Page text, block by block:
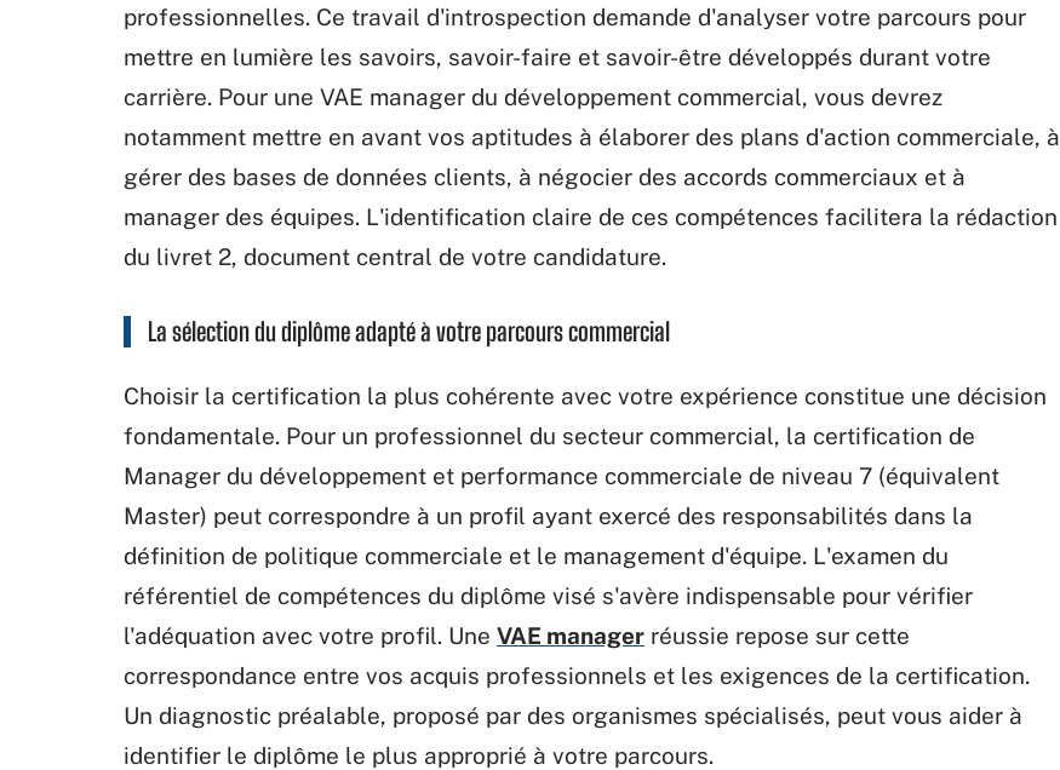
professionnelles. Ce travail d'introspection demande d'analyser votre parcours pour
mettre en lumière les savoirs, savoir-faire et savoir-être développés durant votre
carrière. Pour une VAE manager du développement commercial, vous devrez
notamment mettre en avant vos aptitudes à élaborer des plans d'action commerciale, à
gérer des bases de données clients, à négocier des accords commerciaux et à
manager des équipes. L'identification claire de ces compétences facilitera la rédaction
du livret 2, document central de votre candidature.
La sélection du diplôme adapté à votre parcours commercial
Choisir la certification la plus cohérente avec votre expérience constitue une décision
fondamentale. Pour un professionnel du secteur commercial, la certification de
Manager du développement et performance commerciale de niveau 7 (équivalent
Master) peut correspondre à un profil ayant exercé des responsabilités dans la
définition de politique commerciale et le management d'équipe. L'examen du
référentiel de compétences du diplôme visé s'avère indispensable pour vérifier
l'adéquation avec votre profil. Une VAE manager réussie repose sur cette
correspondance entre vos acquis professionnels et les exigences de la certification.
Un diagnostic préalable, proposé par des organismes spécialisés, peut vous aider à
identifier le diplôme le plus approprié à votre parcours.